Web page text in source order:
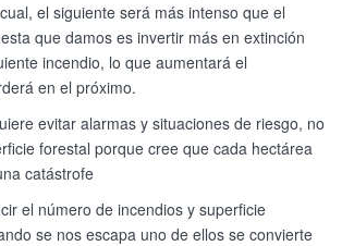
el siguiente será más intenso que el
que damos es invertir más en extinción
incendio, lo que aumentará el
en el próximo.
evitar alarmas y situaciones de riesgo, no
forestal porque cree que cada hectárea
catástrofe
el número de incendios y superficie
se nos escapa uno de ellos se convierte